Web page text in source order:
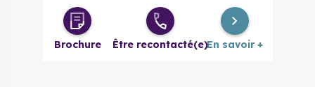
2 pièces
évolutif
à partir de 238 000 €
Brochure Être recontacté(e)En savoir +